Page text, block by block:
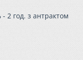
- 2 год. з антрактом